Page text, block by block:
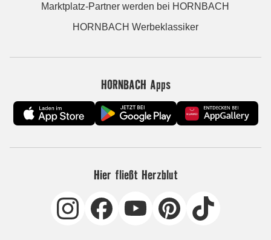
Marktplatz-Partner werden bei HORNBACH
HORNBACH Werbeklassiker
HORNBACH Apps
Hier fließt Herzblut